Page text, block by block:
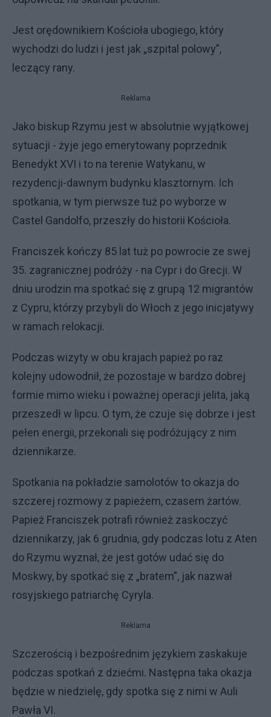
Jest orędownikiem Kościoła ubogiego, który
wychodzi do ludzi i jest jak „szpital polowy”,
leczący rany.
Reklama
Jako biskup Rzymu jest w absolutnie wyjątkowej
sytuacji - żyje jego emerytowany poprzednik
Benedykt XVI i to na terenie Watykanu, w
rezydencji-dawnym budynku klasztornym. Ich
spotkania, w tym pierwsze tuż po wyborze w
Castel Gandolfo, przeszły do historii Kościoła.
Franciszek kończy 85 lat tuż po powrocie ze swej
35. zagranicznej podróży - na Cypr i do Grecji. W
dniu urodzin ma spotkać się z grupą 12 migrantów
z Cypru, którzy przybyli do Włoch z jego inicjatywy
w ramach relokacji.
Podczas wizyty w obu krajach papież po raz
kolejny udowodnił, że pozostaje w bardzo dobrej
formie mimo wieku i poważnej operacji jelita, jaką
przeszedł w lipcu. O tym, że czuje się dobrze i jest
pełen energii, przekonali się podróżujący z nim
dziennikarze.
Spotkania na pokładzie samolotów to okazja do
szczerej rozmowy z papieżem, czasem żartów.
Papież Franciszek potrafi również zaskoczyć
dziennikarzy, jak 6 grudnia, gdy podczas lotu z Aten
do Rzymu wyznał, że jest gotów udać się do
Moskwy, by spotkać się z „bratem”, jak nazwał
rosyjskiego patriarchę Cyryla.
Reklama
Szczerością i bezpośrednim językiem zaskakuje
podczas spotkań z dziećmi. Następna taka okazja
będzie w niedzielę, gdy spotka się z nimi w Auli
Pawła VI.